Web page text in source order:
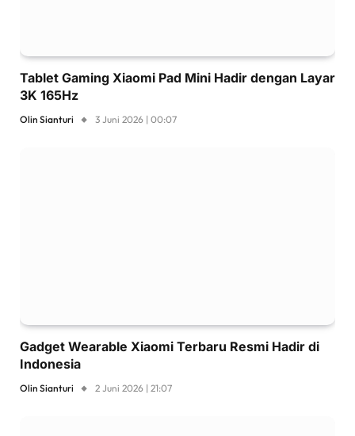
Tablet Gaming Xiaomi Pad Mini Hadir dengan Layar
3K 165Hz
Olin Sianturi 3 Juni 2026 | 00:07
Gadget Wearable Xiaomi Terbaru Resmi Hadir di
Indonesia
Olin Sianturi 2 Juni 2026 | 21:07